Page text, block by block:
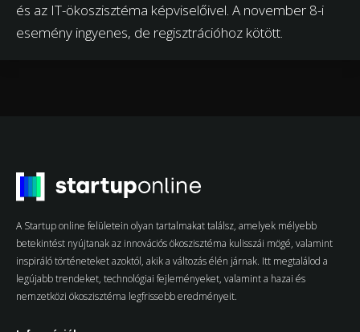
és az IT-ökoszisztéma képviselőivel. A november 8-i
esemény ingyenes, de regisztrációhoz kötött.
A Startup online felületein olyan tartalmakat találsz, amelyek mélyebb
betekintést nyújtanak az innovációs ökoszisztéma kulisszái mögé, valamint
inspiráló történeteket azoktól, akik a változás élén járnak. Itt megtalálod a
legújabb trendeket, technológiai fejleményeket, valamint a hazai és
nemzetközi ökoszisztéma legfrissebb eredményeit.